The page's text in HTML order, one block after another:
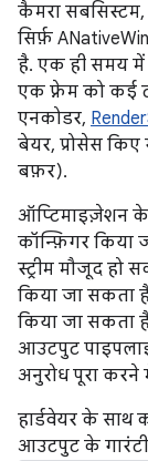
कैमरा
सिर्फ़
है. एक ही समय में
एक फ़्रेम को कई
एनकोडर,
बेयर, प्रोसेस
बफ़र).
ऑप्टिमाइज़ेशन के
कॉन्फ़िगर किया
स्ट्रीम मौजूद
किया जा सकता
किया जा सकता
आउटपुट
अनुरोध पूरा करने
हार्डवेयर के साथ
आउटपुट के